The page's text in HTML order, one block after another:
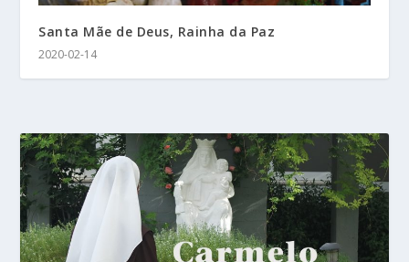
Santa Mãe de Deus, Rainha da Paz
2020-02-14